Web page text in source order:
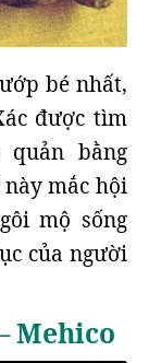
bé nhất,
được tìm
bằng
mắc hội
mộ sống
của người
Mehico